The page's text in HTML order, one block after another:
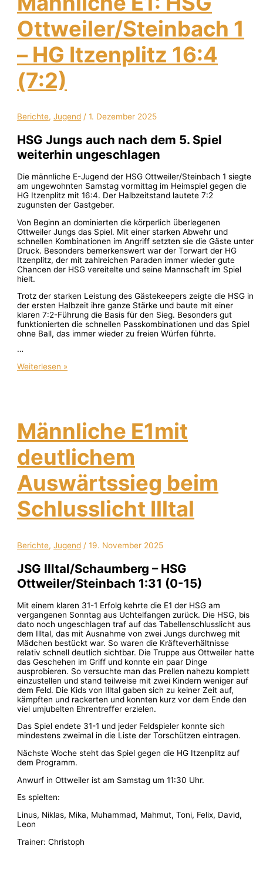
Ottweiler/Steinbach 1
– HG Itzenplitz 16:4
(7:2)
Berichte,Jugend /1. Dezember 2025
HSG Jungs auch nach dem 5. Spiel
weiterhin ungeschlagen
Die männliche E-Jugend der HSG Ottweiler/Steinbach 1 siegte
am ungewohnten Samstag vormittag im Heimspiel gegen die
HG Itzenplitz mit 16:4. Der Halbzeitstand lautete 7:2
zugunsten der Gastgeber.
Von Beginn an dominierten die körperlich überlegenen
Ottweiler Jungs das Spiel. Mit einer starken Abwehr und
schnellen Kombinationen im Angriff setzten sie die Gäste unter
Druck. Besonders bemerkenswert war der Torwart der HG
Itzenplitz, der mit zahlreichen Paraden immer wieder gute
Chancen der HSG vereitelte und seine Mannschaft im Spiel
hielt.
Trotz der starken Leistung des Gästekeepers zeigte die HSG in
der ersten Halbzeit ihre ganze Stärke und baute mit einer
klaren 7:2-Führung die Basis für den Sieg. Besonders gut
funktionierten die schnellen Passkombinationen und das Spiel
ohne Ball, das immer wieder zu freien Würfen führte.
…
Weiterlesen »
Männliche E1mit
deutlichem
Auswärtssieg beim
Schlusslicht Illtal
Berichte,Jugend /19. November 2025
JSG Illtal/Schaumberg – HSG
Ottweiler/Steinbach 1:31 (0-15)
Mit einem klaren 31-1 Erfolg kehrte die E1 der HSG am
vergangenen Sonntag aus Uchtelfangen zurück. Die HSG, bis
dato noch ungeschlagen traf auf das Tabellenschlusslicht aus
dem Illtal, das mit Ausnahme von zwei Jungs durchweg mit
Mädchen bestückt war. So waren die Kräfteverhältnisse
relativ schnell deutlich sichtbar. Die Truppe aus Ottweiler hatte
das Geschehen im Griff und konnte ein paar Dinge
ausprobieren. So versuchte man das Prellen nahezu komplett
einzustellen und stand teilweise mit zwei Kindern weniger auf
dem Feld. Die Kids von Illtal gaben sich zu keiner Zeit auf,
kämpften und rackerten und konnten kurz vor dem Ende den
viel umjubelten Ehrentreffer erzielen.
Das Spiel endete 31-1 und jeder Feldspieler konnte sich
mindestens zweimal in die Liste der Torschützen eintragen.
Nächste Woche steht das Spiel gegen die HG Itzenplitz auf
dem Programm.
Anwurf in Ottweiler ist am Samstag um 11:30 Uhr.
Es spielten:
Linus, Niklas, Mika, Muhammad, Mahmut, Toni, Felix, David,
Leon
Trainer: Christoph